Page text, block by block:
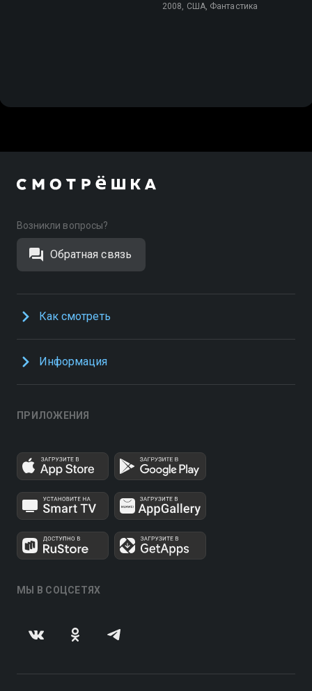
2008, США, Фантастика
Возникли вопросы?
Обратная связь
Как смотреть
Информация
ПРИЛОЖЕНИЯ
МЫ В СОЦСЕТЯХ